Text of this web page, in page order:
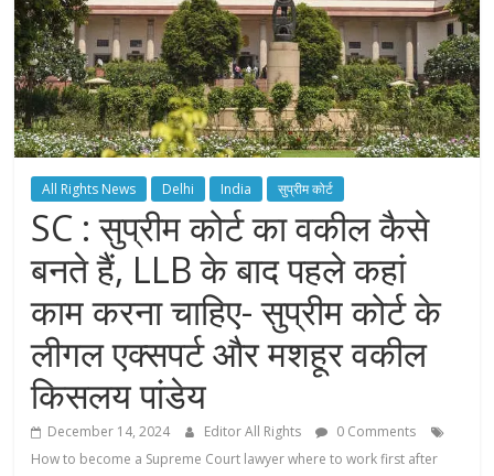
All Rights News Delhi India सुप्रीम कोर्ट
SC : सुप्रीम कोर्ट का वकील कैसे
बनते हैं, LLB के बाद पहले कहां
काम करना चाहिए- सुप्रीम कोर्ट के
लीगल एक्सपर्ट और मशहूर वकील
किसलय पांडेय
December 14, 2024 Editor All Rights
0 Comments
How to become a Supreme Court lawyer where to work first after